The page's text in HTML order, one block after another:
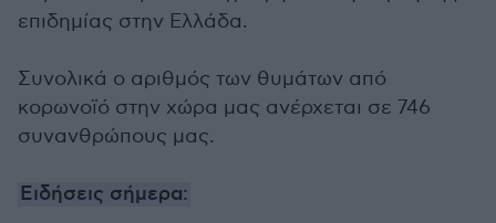
επιδημίας στην Ελλάδα.
Συνολικά ο αριθμός των θυμάτων από
κορωνοϊό στην χώρα μας ανέρχεται σε 746
συνανθρώπους μας.
Ειδήσεις σήμερα: